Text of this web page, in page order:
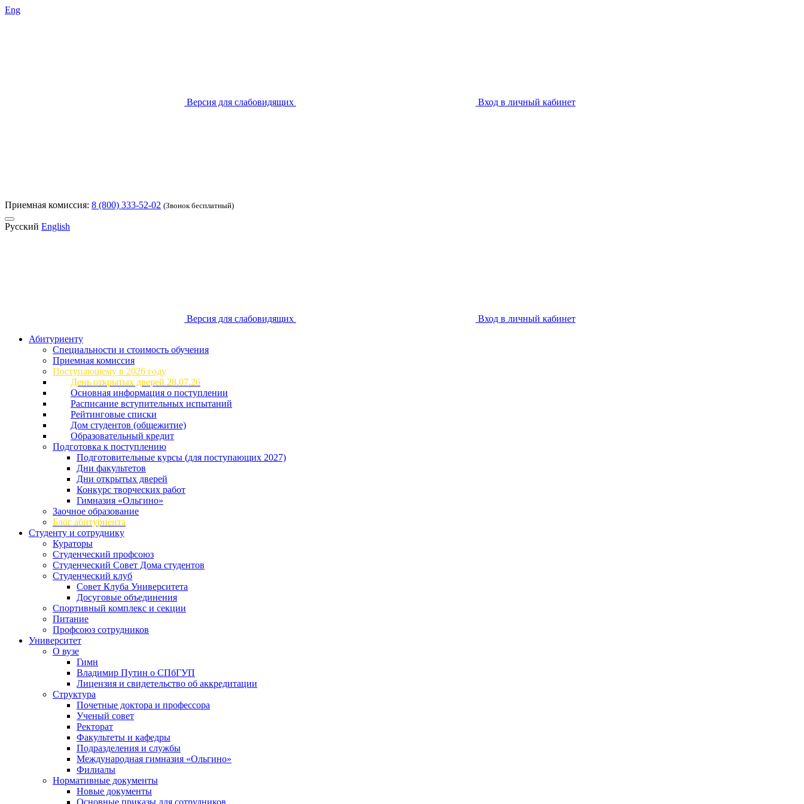
Eng
Версия для слабовидящих Вход в личный кабинет
Приемная комиссия: 8 (800) 333-52-02 (Звонок бесплатный)
Русский English
Версия для слабовидящих
Вход в личный кабинет
Абитуриенту
Специальности и стоимость обучения
Приемная комиссия
Поступающему в 2026 году
День открытых дверей 28.07.26
Основная информация о поступлении
Расписание вступительных испытаний
Рейтинговые списки
Дом студентов (общежитие)
Образовательный кредит
Подготовка к поступлению
Подготовительные курсы (для поступающих 2027)
Дни факультетов
Дни открытых дверей
Конкурс творческих работ
Гимназия «Ольгино»
Заочное образование
Блог абитуриента
Студенту и сотруднику
Кураторы
Студенческий профсоюз
Студенческий Совет Дома студентов
Студенческий клуб
Совет Клуба Университета
Досуговые объединения
Спортивный комплекс и секции
Питание
Профсоюз сотрудников
Университет
О вузе
Гимн
Владимир Путин о СПбГУП
Лицензия и свидетельство об аккредитации
Структура
Почетные доктора и профессора
Ученый совет
Ректорат
Факультеты и кафедры
Подразделения и службы
Международная гимназия «Ольгино»
Филиалы
Нормативные документы
Новые документы
Основные приказы для сотрудников